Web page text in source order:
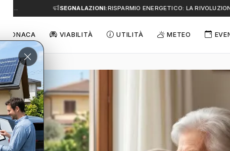
SEGNALAZIONI:RISPARMIO ENERGETICO: LA RIVOLUZIONE
CRONACA VIABILITÀ UTILITÀ METEO